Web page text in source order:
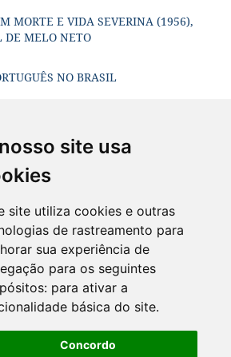
site usa
site utiliza cookies e outras
de rastreamento para
sua experiência de
para os seguintes
para ativar a
básica do site.
Concordo
MORTE E VIDA SEVERINA (1956),
DE MELO NETO
NO BRASIL
0100-0888 (versão impressa) e
eletrônica)
licenciada com uma Licença
Atribuição-NãoComercial-
Internacional .